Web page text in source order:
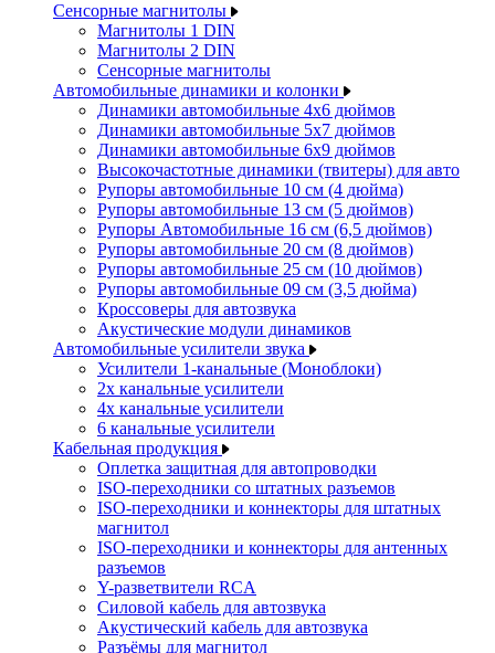
Сенсорные магнитолы
Магнитолы 1 DIN
Магнитолы 2 DIN
Сенсорные магнитолы
Автомобильные динамики и колонки
Динамики автомобильные 4x6 дюймов
Динамики автомобильные 5x7 дюймов
Динамики автомобильные 6x9 дюймов
Высокочастотные динамики (твитеры) для авто
Рупоры автомобильные 10 см (4 дюйма)
Рупоры автомобильные 13 см (5 дюймов)
Рупоры Автомобильные 16 см (6,5 дюймов)
Рупоры автомобильные 20 см (8 дюймов)
Рупоры автомобильные 25 см (10 дюймов)
Рупоры автомобильные 09 см (3,5 дюйма)
Кроссоверы для автозвука
Акустические модули динамиков
Автомобильные усилители звука
Усилители 1-канальные (Моноблоки)
2х канальные усилители
4х канальные усилители
6 канальные усилители
Кабельная продукция
Оплетка защитная для автопроводки
ISO-переходники со штатных разъемов
ISO-переходники и коннекторы для штатных
магнитол
ISO-переходники и коннекторы для антенных
разъемов
Y-разветвители RCA
Силовой кабель для автозвука
Акустический кабель для автозвука
Разъёмы для магнитол